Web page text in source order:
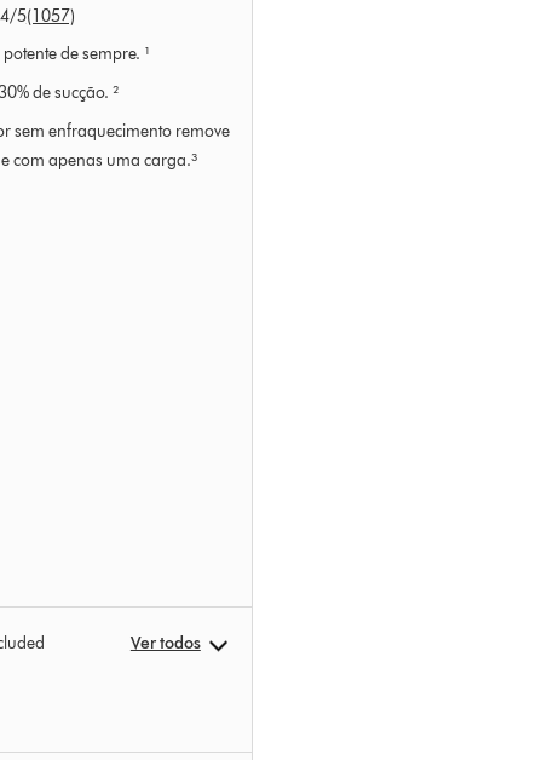
1057 Ratings
/5(1057)
de sempre. ¹
de sucção. ²
sem enfraquecimento remove
com apenas uma carga.³
Ver todos